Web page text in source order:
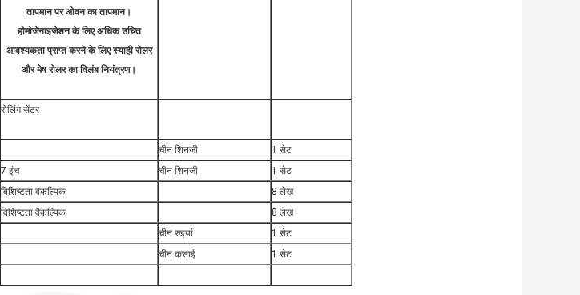
तापमान पर ओवन का तापमान।
होमोजेनाइजेशन के लिए अधिक उचित
आवश्यकता प्राप्त करने के लिए स्याही रोलर
और मेष रोलर का विलंब नियंत्रण।
रोलिंग सेंटर
चीन शिनजी
1 सेट
7 इंच चीन शिनजी
1 सेट
विशिष्टता वैकल्पिक
8 लेख
विशिष्टता वैकल्पिक
8 लेख
चीन रुइयां
1 सेट
चीन कसाई 1 सेट